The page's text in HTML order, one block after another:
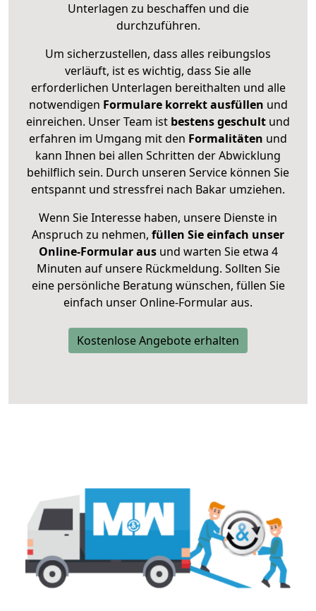
Unterlagen zu beschaffen und die
durchzuführen.
Um sicherzustellen, dass alles reibungslos
verläuft, ist es wichtig, dass Sie alle
erforderlichen Unterlagen bereithalten und alle
notwendigen Formulare korrekt ausfüllen und
einreichen. Unser Team ist bestens geschult und
erfahren im Umgang mit den Formalitäten und
kann Ihnen bei allen Schritten der Abwicklung
behilflich sein. Durch unseren Service können Sie
entspannt und stressfrei nach Bakar umziehen.
Wenn Sie Interesse haben, unsere Dienste in
Anspruch zu nehmen, füllen Sie einfach unser
Online-Formular ausund warten Sie etwa 4
Minuten auf unsere Rückmeldung. Sollten Sie
eine persönliche Beratung wünschen, füllen Sie
einfach unser Online-Formular aus.
Kostenlose Angebote erhalten